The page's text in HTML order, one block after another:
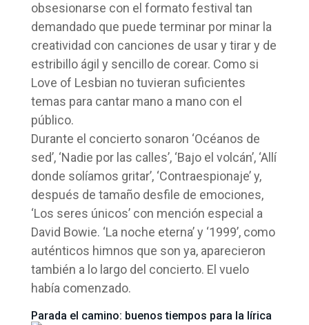
obsesionarse con el formato festival tan
demandado que puede terminar por minar la
creatividad con canciones de usar y tirar y de
estribillo ágil y sencillo de corear. Como si
Love of Lesbian no tuvieran suficientes
temas para cantar mano a mano con el
público.
Durante el concierto sonaron ‘Océanos de
sed’, ‘Nadie por las calles’, ‘Bajo el volcán’, ‘Allí
donde solíamos gritar’, ‘Contraespionaje’ y,
después de tamaño desfile de emociones,
‘Los seres únicos’ con mención especial a
David Bowie. ‘La noche eterna’ y ‘1999’, como
auténticos himnos que son ya, aparecieron
también a lo largo del concierto. El vuelo
había comenzado.
Parada el camino: buenos tiempos para la lírica